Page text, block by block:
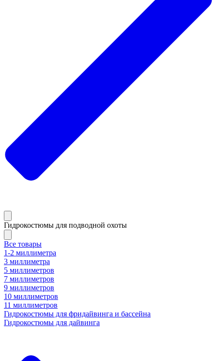
Гидрокостюмы для подводной охоты
Все товары
1-2 миллиметра
3 миллиметра
5 миллиметров
7 миллиметров
9 миллиметров
10 миллиметров
11 миллиметров
Гидрокостюмы для фридайвинга и бассейна
Гидрокостюмы для дайвинга